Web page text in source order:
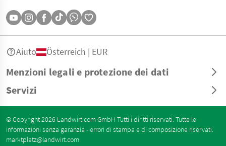
Menzioni legali e protezione dei dati
Servizi
Aiuto Österreich | EUR
© Copyright 2026 Landwirt.com GmbH Tutti i diritti riservati. Tutte le
informazioni senza garanzia - errori di stampa e di composizione riservati.
marktplatz@landwirt.com